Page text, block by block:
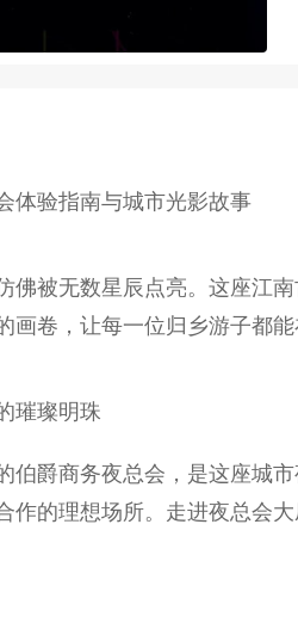
体验指南与城市光影故事
佛被无数星辰点亮。这座江
画卷，让每一位归乡游子都
璀璨明珠
伯爵商务夜总会，是这座城
作的理想场所。走进夜总会